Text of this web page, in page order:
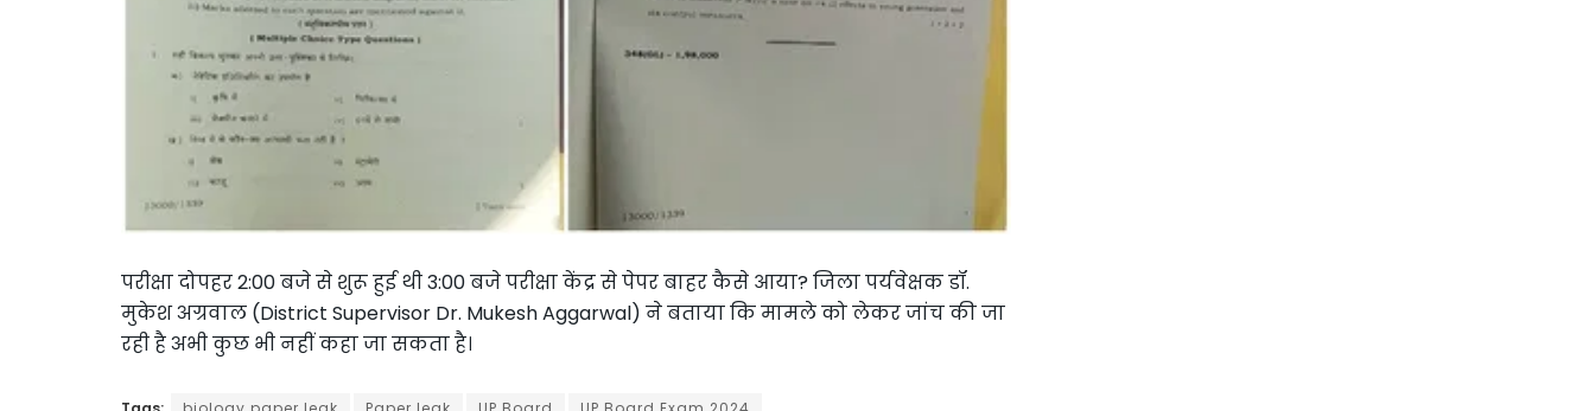
परीक्षा दोपहर 2:00 बजे से शुरू हुई थी 3:00 बजे परीक्षा केंद्र से पेपर बाहर कैसे आया? जिला पर्यवेक्षक डॉ.
मुकेश अग्रवाल (District Supervisor Dr. Mukesh Aggarwal) ने बताया कि मामले को लेकर जांच की जा
रही है अभी कुछ भी नहीं कहा जा सकता है।